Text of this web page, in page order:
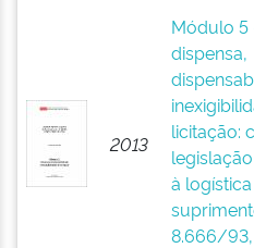
2013
Módulo 5
dispensa,
licitação:
à
8.666/